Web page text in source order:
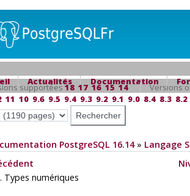
Actualités Documentation
supportées18 17 16 15 14
Versions
11 10 9.6 9.5 9.4 9.3 9.2 9.1 9.0 8.4 8.3 8.2
PostgreSQL 16.14» Langage
Types numériques